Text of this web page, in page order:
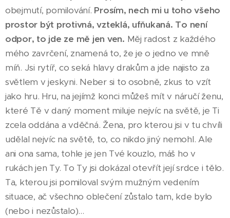
obejmutí, pomilování. Prosím, nech mi u toho všeho
prostor být protivná, vzteklá, ufňukaná. To není
odpor, to jde ze mě jen ven. Měj radost z každého
mého zavrčení, znamená to, že je o jedno ve mně
míň. Jsi rytíř, co seká hlavy drakům a jde najisto za
světlem v jeskyni. Neber si to osobně, zkus to vzít
jako hru. Hru, na jejímž konci můžeš mít v náručí ženu,
které Tě v daný moment miluje nejvíc na světě, je Ti
zcela oddána a vděčná. Žena, pro kterou jsi v tu chvíli
udělal nejvíc na světě, to, co nikdo jiný nemohl. Ale
ani ona sama, tohle je jen Tvé kouzlo, máš ho v
rukách jen Ty. To Ty jsi dokázal otevřít její srdce i tělo.
Ta, kterou jsi pomiloval svým mužným vedením
situace, ač všechno oblečení zůstalo tam, kde bylo
(nebo i nezůstalo)...